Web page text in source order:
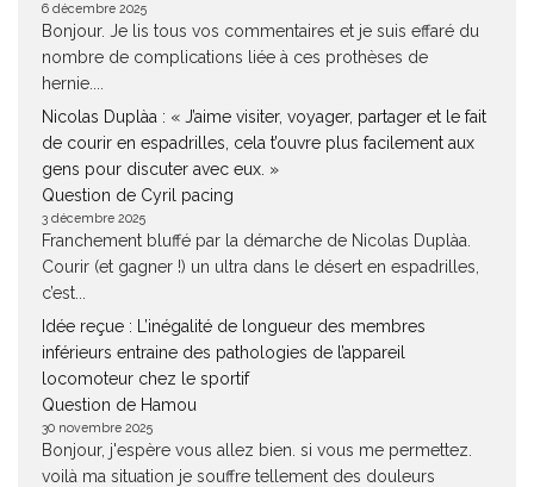
6 décembre 2025
Bonjour. Je lis tous vos commentaires et je suis effaré du
nombre de complications liée à ces prothèses de
hernie....
Nicolas Duplàa : « J’aime visiter, voyager, partager et le fait
de courir en espadrilles, cela t’ouvre plus facilement aux
gens pour discuter avec eux. »
Question de Cyril pacing
3 décembre 2025
Franchement bluffé par la démarche de Nicolas Duplàa.
Courir (et gagner !) un ultra dans le désert en espadrilles,
c’est...
Idée reçue : L’inégalité de longueur des membres
inférieurs entraine des pathologies de l’appareil
locomoteur chez le sportif
Question de Hamou
30 novembre 2025
Bonjour, j'espère vous allez bien. si vous me permettez.
voilà ma situation je souffre tellement des douleurs